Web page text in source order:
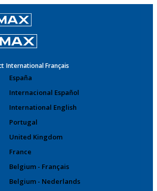
International Français
España
Internacional Español
International English
Portugal
United Kingdom
France
Belgium - Français
Belgium - Nederlands